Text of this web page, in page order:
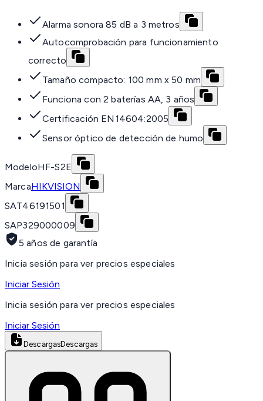
Alarma sonora 85 dB a 3 metros
Autocomprobación para funcionamiento
correcto
Tamaño compacto: 100 mm x 50 mm
Funciona con 2 baterías AA, 3 años
Certificación EN14604:2005
Sensor óptico de detección de humo
ModeloHF-S2E
MarcaHIKVISION
SAT46191501
SAP329000009
5 años de garantía
Inicia sesión para ver precios especiales
Iniciar Sesión
Inicia sesión para ver precios especiales
Iniciar Sesión
DescargasDescargas